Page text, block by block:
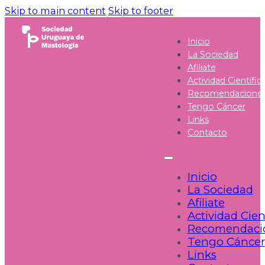
Skip to main content Skip to footer
Inicio
La Sociedad
Afiliate
Actividad
Tengo Cáncer
Links
Contacto
Inicio
La Sociedad
Afiliate
Actividad
Tengo Cáncer
Links